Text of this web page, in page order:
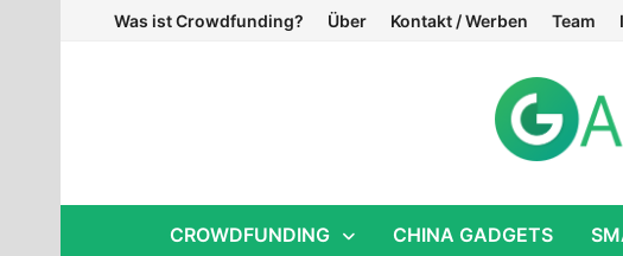
Was ist Crowdfunding? Über Kontakt / Werben Team
CROWDFUNDING CHINA GADGETS